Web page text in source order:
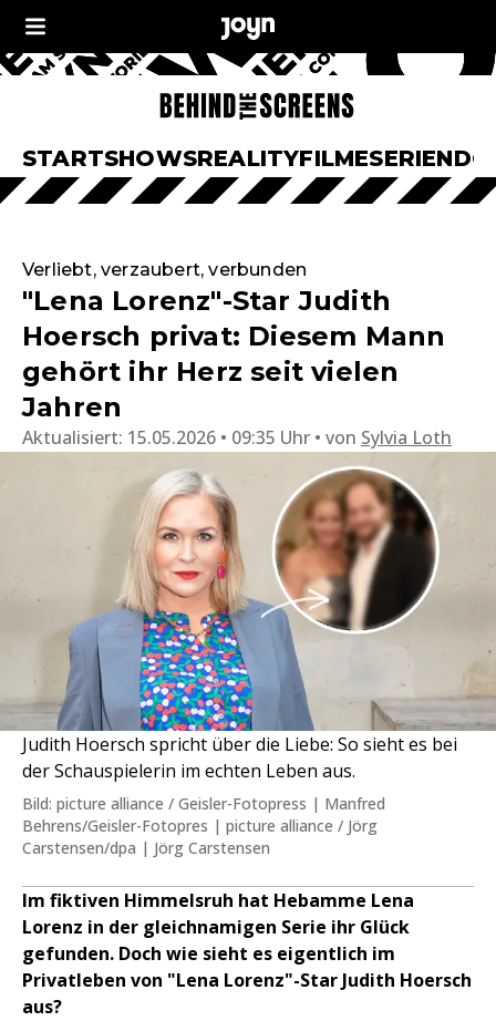
STARTSHOWSREALITYFILMESERIEN
Verliebt, verzaubert, verbunden
"Lena Lorenz"-Star Judith
Hoersch privat: Diesem Mann
gehört ihr Herz seit vielen
Jahren
Aktualisiert: 15.05.2026 • 09:35 Uhr von Sylvia Loth
Judith Hoersch spricht über die Liebe: So sieht es bei
der Schauspielerin im echten Leben aus.
Bild: picture alliance / Geisler-Fotopress | Manfred
Behrens/Geisler-Fotopres | picture alliance / Jörg
Carstensen/dpa | Jörg Carstensen
Im fiktiven Himmelsruh hat Hebamme Lena
Lorenz in der gleichnamigen Serie ihr Glück
gefunden. Doch wie sieht es eigentlich im
Privatleben von "Lena Lorenz"-Star Judith Hoersch
aus?